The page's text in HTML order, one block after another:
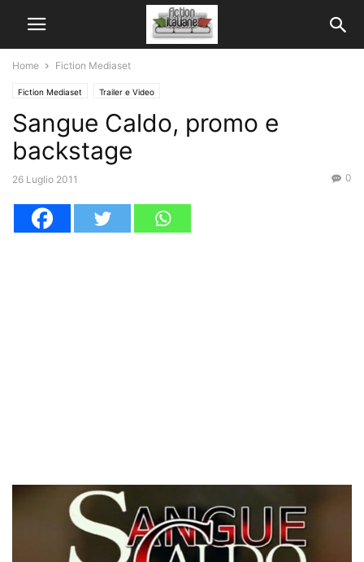
Home Fiction Mediaset
Fiction Mediaset Trailer e Video
Sangue Caldo, promo e
backstage
26 Luglio 2011 0